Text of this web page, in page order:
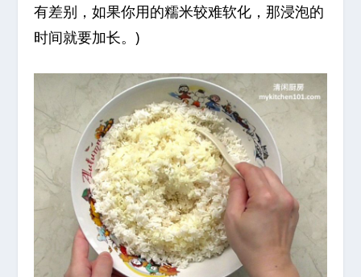
有差别，如果你用的糯米较难软化，那浸泡的
时间就要加长。)